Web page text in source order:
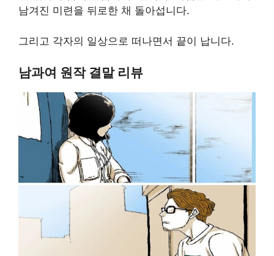
남겨진 미련을 뒤로한 채 돌아섭니다.
그리고 각자의 일상으로 떠나면서 끝이 납니다.
남과여 원작 결말 리뷰